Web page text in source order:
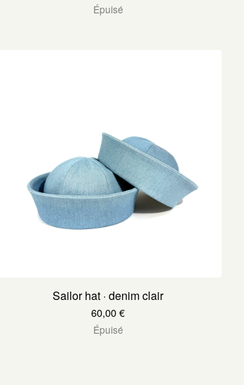
Épuisé
Sailor hat · denim clair
60,00€
Épuisé